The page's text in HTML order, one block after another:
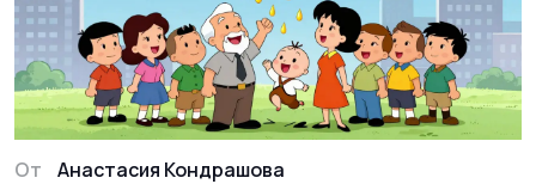
От Анастасия Кондрашова